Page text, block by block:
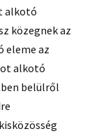
alkotó
közegnek az
eleme az
alkotó
belülről